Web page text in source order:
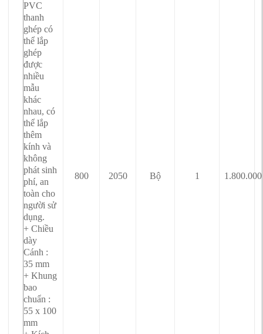
PVC
thanh
ghép có
thể lắp
ghép
được
nhiều
mẫu
khác
nhau, có
thể lắp
thêm
kính và
không
phát sinh
phí, an
toàn cho
người sử
dụng.
+ Chiều
dày
Cánh :
35 mm
+ Khung
bao
chuẩn :
55 x 100
mm
800 2050 Bộ 1 1.800.000